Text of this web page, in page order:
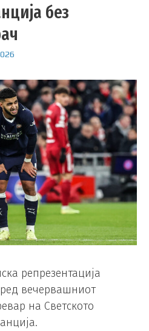
без
репрезентација
вечервашниот
на Светското